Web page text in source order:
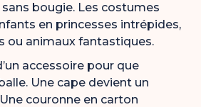
bougie. Les costumes
en princesses intrépides,
ou animaux fantastiques.
accessoire pour que
Une cape devient un
couronne en carton